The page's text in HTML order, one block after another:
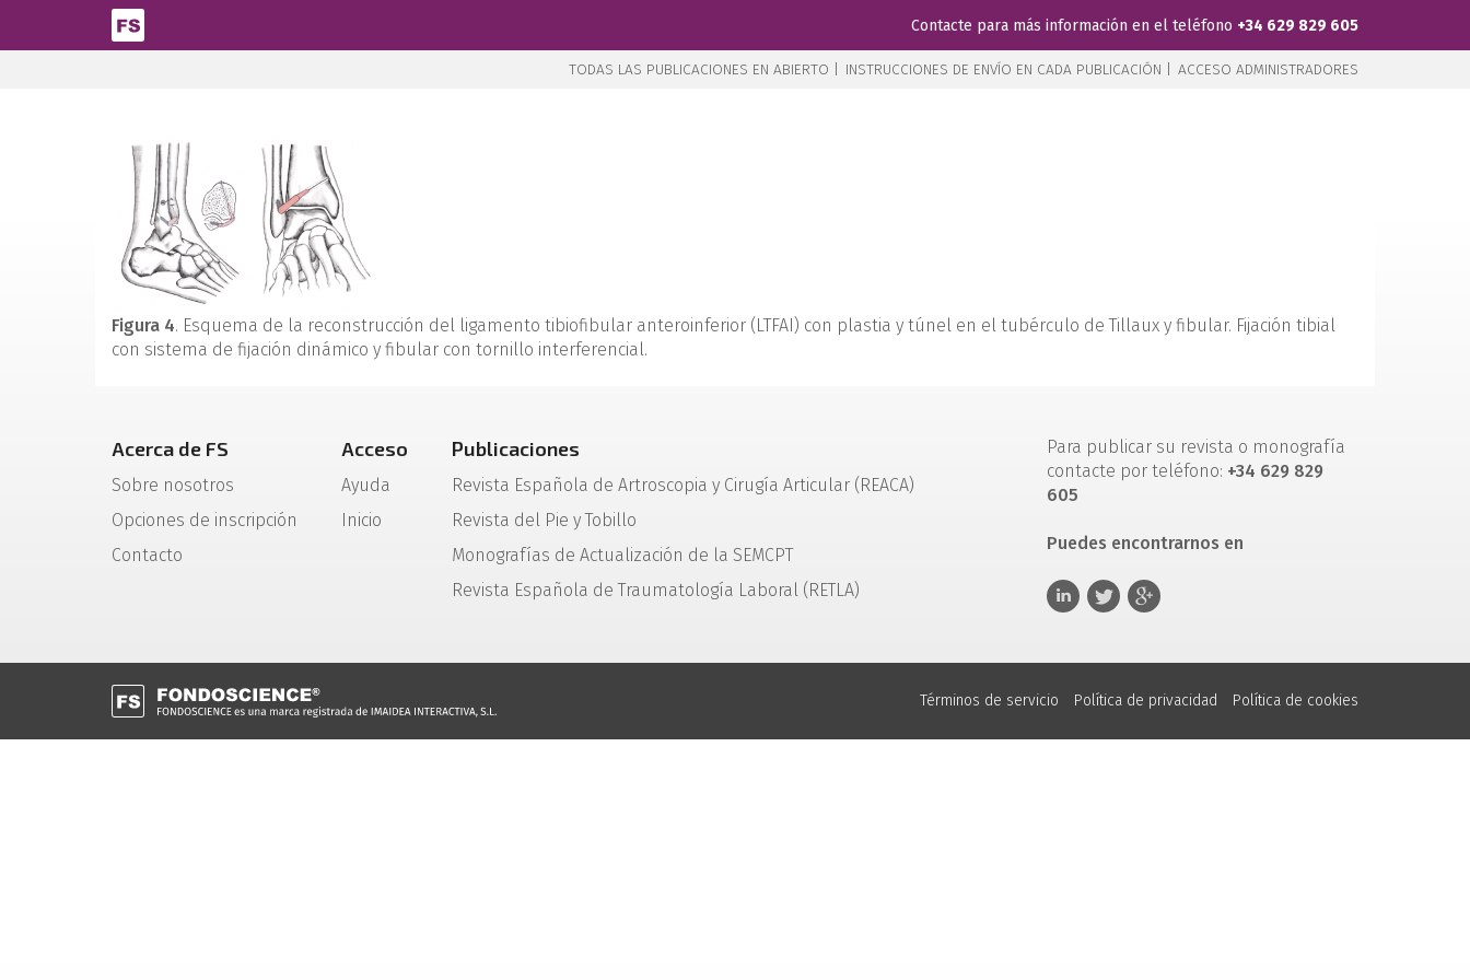
Pasar al contenido principal
Contacte para más información en el teléfono +34 629 829 605
TODAS LAS PUBLICACIONES EN ABIERTO | INSTRUCCIONES DE ENVÍO EN CADA PUBLICACIÓN | ACCESO ADMINISTRADORES
Figura 4. Esquema de la reconstrucción del ligamento tibiofibular anteroinferior (LTFAI) con plastia y túnel en el tubérculo de Tillaux y fibular. Fijación tibial
con sistema de fijación dinámico y fibular con tornillo interferencial.
Acerca de FS
Sobre nosotros
Opciones de inscripción
Contacto
Acceso
Ayuda
Inicio
Publicaciones
Revista Española de Artroscopia y Cirugía Articular (REACA)
Revista del Pie y Tobillo
Monografías de Actualización de la SEMCPT
Revista Española de Traumatología Laboral (RETLA)
Para publicar su revista o monografía
contacte por teléfono: +34 629 829
605
Puedes encontrarnos en
Términos de servicio Política de privacidad Política de cookies